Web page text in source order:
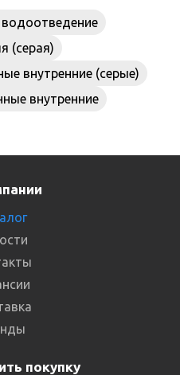
(серая)
внутренние (серые)
внутренние
покупку